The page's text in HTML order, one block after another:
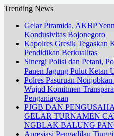
Trending News
Gelar Piramida, AKBP
Kondusivitas Bojonegoro
Kapolres Gresik Tegaskan
Pendidikan Berkualitas
Sinergi Polisi dan Petani,
Panen Jagung Pulut Ketan
Polres Pasuruan
Wujud Komitmen
Penganiayaan
PJGB DAN
GELAR TURNAMEN
NGBLAK BALUNG
Apresiasi Pengadilan